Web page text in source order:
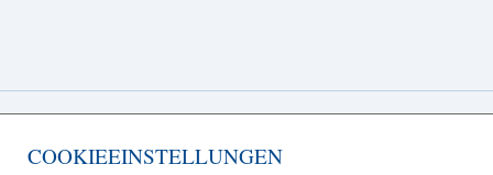
Kurfürstendamm 65, 10707 Berlin
COOKIEEINSTELLUNGEN